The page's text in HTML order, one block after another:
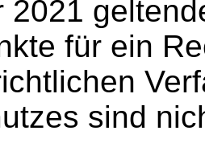
2021
für ein
sind